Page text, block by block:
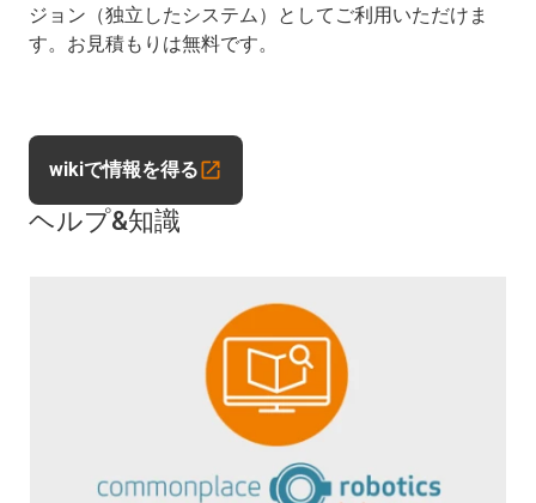
ジョン（独立したシステム）としてご利用いただけま
す。お見積もりは無料です。
ヘルプ&知識
wikiで情報を得る